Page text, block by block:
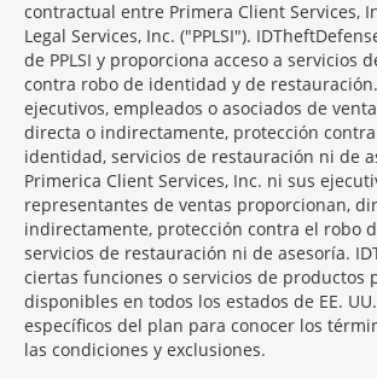
contractual entre Primera Client Services,
Legal Services, Inc. ("PPLSI").
de PPLSI y proporciona acceso a servicios
contra robo de identidad y de restauración.
ejecutivos, empleados o asociados de
directa o indirectamente, protección
identidad, servicios de restauración ni de
Primerica Client Services, Inc. ni sus
representantes de ventas proporcionan,
indirectamente, protección contra el robo
servicios de restauración ni de asesoría.
ciertas funciones o servicios de productos
disponibles en todos los estados de EE.
específicos del plan para conocer los
las condiciones y exclusiones.